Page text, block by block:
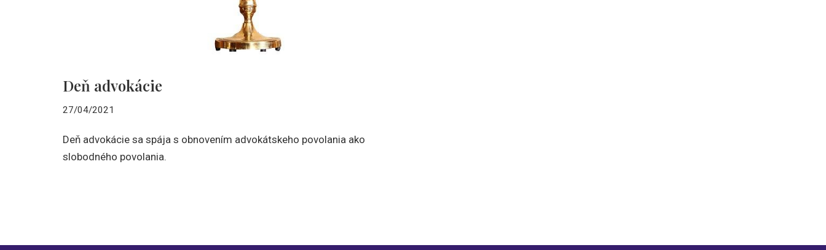
Deň advokácie
27/04/2021
Deň advokácie sa spája s obnovením advokátskeho povolania ako
slobodného povolania.